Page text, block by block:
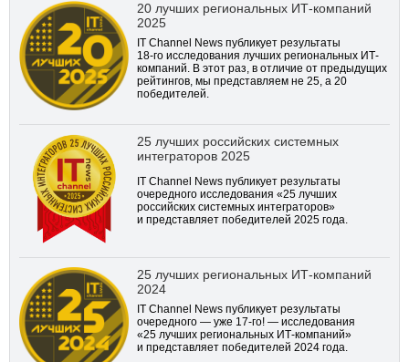
20 лучших региональных ИТ-компаний
2025
IT Channel News публикует результаты
18-го исследования лучших региональных ИТ-
компаний. В этот раз, в отличие от предыдущих
рейтингов, мы представляем не 25, а 20
победителей.
25 лучших российских системных
интеграторов 2025
IT Channel News публикует результаты
очередного исследования «25 лучших
российских системных интеграторов»
и представляет победителей 2025 года.
25 лучших региональных ИТ-компаний
2024
IT Channel News публикует результаты
очередного — уже 17-го! — исследования
«25 лучших региональных ИТ-компаний»
и представляет победителей 2024 года.